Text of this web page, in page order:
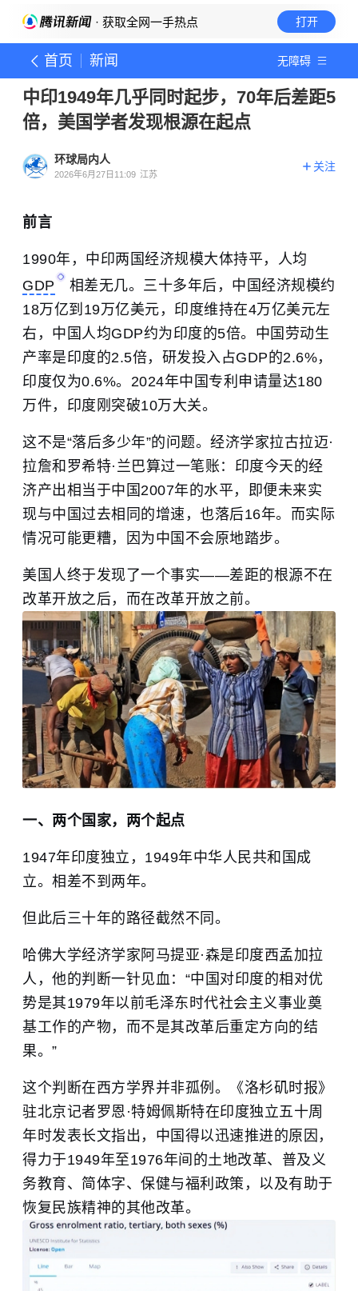
· 获取全网一手热点 打开
首页 新闻 无障碍
中印1949年几乎同时起步，70年后差距5
倍，美国学者发现根源在起点
环球局内人
2026年6月27日11:09 江苏
关注
前言
1990年，中印两国经济规模大体持平，人均
GDP
相差无几。三十多年后，中国经济规模约
18万亿到19万亿美元，印度维持在4万亿美元左
右，中国人均GDP约为印度的5倍。中国劳动生
产率是印度的2.5倍，研发投入占GDP的2.6%，
印度仅为0.6%。2024年中国专利申请量达180
万件，印度刚突破10万大关。
这不是“落后多少年”的问题。经济学家拉古拉迈·
拉詹和罗希特·兰巴算过一笔账：印度今天的经
济产出相当于中国2007年的水平，即便未来实
现与中国过去相同的增速，也落后16年。而实际
情况可能更糟，因为中国不会原地踏步。
美国人终于发现了一个事实——差距的根源不在
改革开放之后，而在改革开放之前。
一、两个国家，两个起点
1947年印度独立，1949年中华人民共和国成
立。相差不到两年。
但此后三十年的路径截然不同。
哈佛大学经济学家阿马提亚·森是印度西孟加拉
人，他的判断一针见血：“中国对印度的相对优
势是其1979年以前毛泽东时代社会主义事业奠
基工作的产物，而不是其改革后重定方向的结
果。”
这个判断在西方学界并非孤例。《洛杉矶时报》
驻北京记者罗恩·特姆佩斯特在印度独立五十周
年时发表长文指出，中国得以迅速推进的原因，
得力于1949年至1976年间的土地改革、普及义
务教育、简体字、保健与福利政策，以及有助于
恢复民族精神的其他改革。